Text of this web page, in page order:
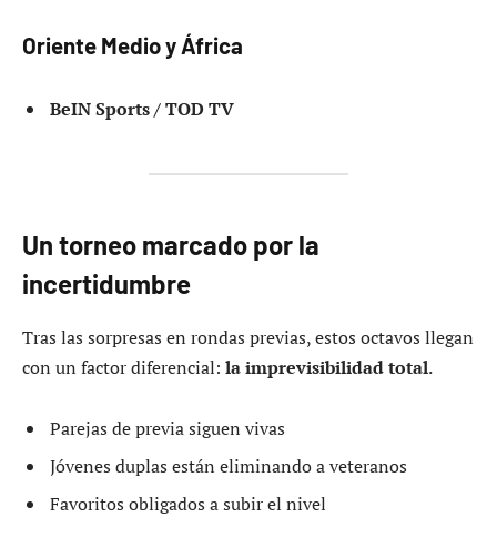
Oriente Medio y África
BeIN Sports / TOD TV
Un torneo marcado por la
incertidumbre
Tras las sorpresas en rondas previas, estos octavos llegan
con un factor diferencial: la imprevisibilidad total.
Parejas de previa siguen vivas
Jóvenes duplas están eliminando a veteranos
Favoritos obligados a subir el nivel